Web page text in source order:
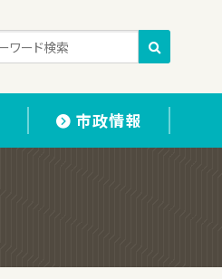
市政情報